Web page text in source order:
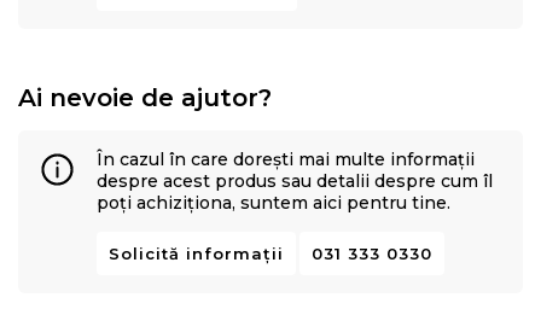
Ai nevoie de ajutor?
În cazul în care dorești mai multe informații
despre acest produs sau detalii despre cum îl
poți achiziționa, suntem aici pentru tine.
Solicită informații 031 333 0330